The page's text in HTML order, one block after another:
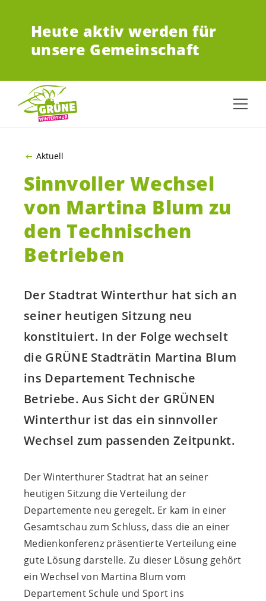
Heute aktiv werden für
unsere Gemeinschaft
Aktuell
Sinnvoller Wechsel
von Martina Blum zu
den Technischen
Betrieben
Der Stadtrat Winterthur hat sich an
seiner heutigen Sitzung neu
konstituiert. In der Folge wechselt
die GRÜNE Stadträtin Martina Blum
ins Departement Technische
Betriebe. Aus Sicht der GRÜNEN
Winterthur ist das ein sinnvoller
Wechsel zum passenden Zeitpunkt.
Der Winterthurer Stadtrat hat an seiner
heutigen Sitzung die Verteilung der
Departemente neu geregelt. Er kam in einer
Gesamtschau zum Schluss, dass die an einer
Medienkonferenz präsentierte Verteilung eine
gute Lösung darstelle. Zu dieser Lösung gehört
ein Wechsel von Martina Blum vom
Departement Schule und Sport ins